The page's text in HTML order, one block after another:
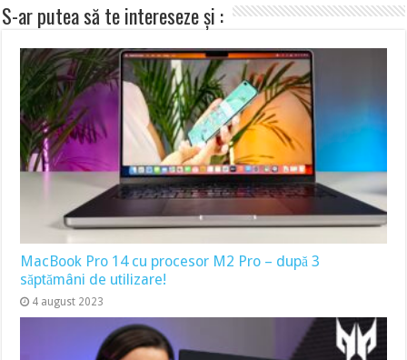
S-ar putea să te intereseze și :
MacBook Pro 14 cu procesor M2 Pro – după 3
săptămâni de utilizare!
4 august 2023